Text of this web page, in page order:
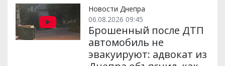
и k m p
Новости Днепра
06.08.2026 09:45
Брошенный после ДТП
автомобиль не
эвакуируют: адвокат из